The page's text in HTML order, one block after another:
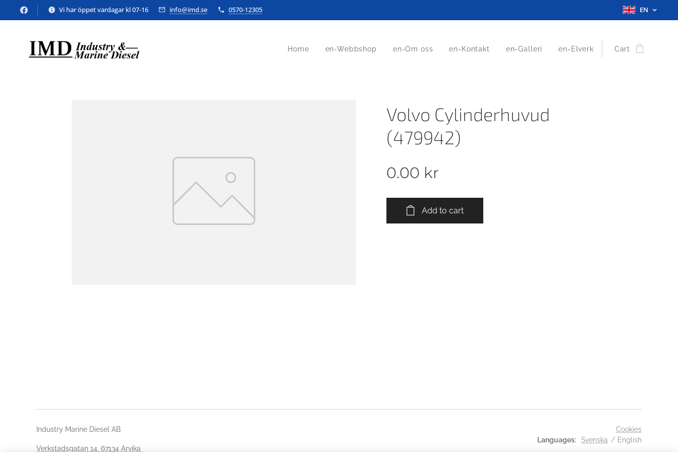
Vi har öppet vardagar kl 07-16 info@imd.se 0570-12305 EN
Home en-Webbshop en-Om oss en-Kontakt en-Galleri en-Elverk Cart
Volvo Cylinderhuvud
(479942)
0.00 kr
Add to cart
Industry Marine Diesel AB
Verkstadsgatan 14, 67134 Arvika
Cookies
Languages
Svenska English